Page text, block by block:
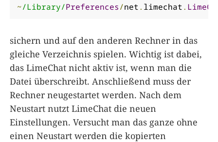
~/Library/Preferences/net. limechat.
sichern und auf den anderen Rechner in das
gleiche Verzeichnis spielen. Wichtig ist dabei,
das LimeChat nicht aktiv ist, wenn man die
Datei überschreibt. Anschließend muss der
Rechner neugestartet werden. Nach dem
Neustart nutzt LimeChat die neuen
Einstellungen. Versucht man das ganze ohne
einen Neustart werden die kopierten